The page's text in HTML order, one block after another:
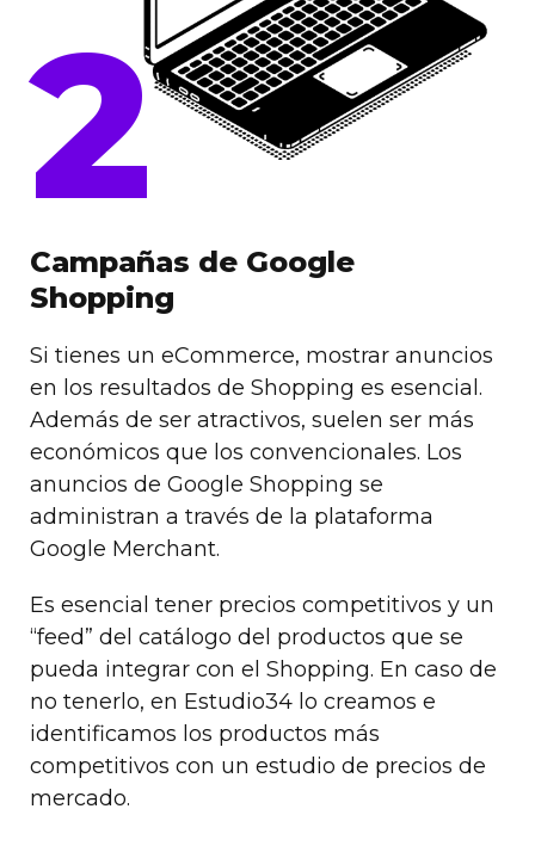
2
Campañas de Google
Shopping
Si tienes un eCommerce, mostrar anuncios
en los resultados de Shopping es esencial.
Además de ser atractivos, suelen ser más
económicos que los convencionales. Los
anuncios de Google Shopping se
administran a través de la plataforma
Google Merchant.
Es esencial tener precios competitivos y un
“feed” del catálogo del productos que se
pueda integrar con el Shopping. En caso de
no tenerlo, en Estudio34 lo creamos e
identificamos los productos más
competitivos con un estudio de precios de
mercado.